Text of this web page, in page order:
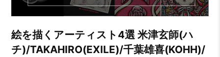
絵を描くアーティスト4選 米津玄師(ハ
チ)/TAKAHIRO(EXILE)/千葉雄喜(KOHH)/